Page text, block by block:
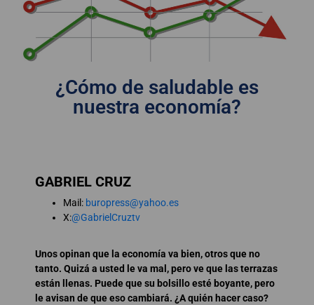
¿Cómo de saludable es
nuestra economía?
GABRIEL CRUZ
Mail: buropress@yahoo.es
X:@GabrielCruztv
Unos opinan que la economía va bien, otros que no
tanto. Quizá a usted le va mal, pero ve que las terrazas
están llenas. Puede que su bolsillo esté boyante, pero
le avisan de que eso cambiará. ¿A quién hacer caso?